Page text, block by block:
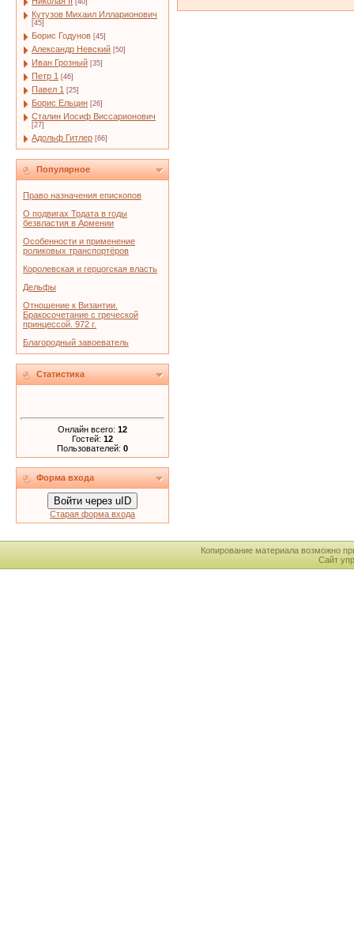
[40]
Кутузов Михаил Илларионович
[45]
Борис Годунов [45]
Александр Невский [50]
Иван Грозный [35]
Петр 1 [46]
Павел 1 [25]
Борис Ельцин [26]
Сталин Иосиф Виссарионович
[27]
Адольф Гитлер [66]
Популярное
Право назначения епископов
О подвигах Трдата в годы
безвластия в Армении
Особенности и применение
роликовых транспортёров
Королевская и герцогская власть
Дельфы
Отношение к Византии.
Бракосочетание с греческой
принцессой. 972 г.
Благородный завоеватель
Статистика
Онлайн всего: 12
Гостей: 12
Пользователей: 0
Форма входа
Войти через uID
Старая форма входа
Копирование материала возможно
Сайт